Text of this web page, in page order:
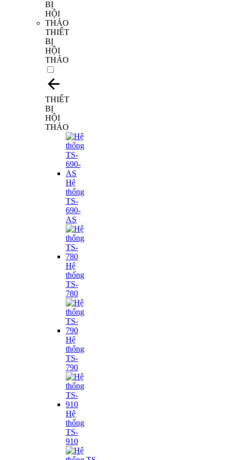
THIẾT
BỊ
HỘI
THẢO
THIẾT
BỊ
HỘI
THẢO
Hệ
thống
TS-
690-
AS
Hệ
thống
TS-
780
Hệ
thống
TS-
790
Hệ
thống
TS-
910